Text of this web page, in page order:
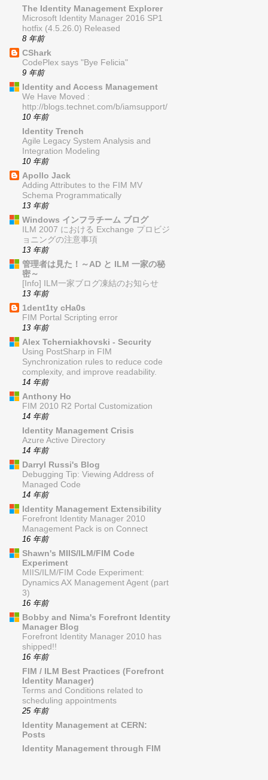
The Identity Management Explorer
Microsoft Identity Manager 2016 SP1
hotfix (4.5.26.0) Released
8 年前
CShark
CodePlex says "Bye Felicia"
9 年前
Identity and Access Management
We Have Moved :
http://blogs.technet.com/b/iamsupport/
10 年前
Identity Trench
Agile Legacy System Analysis and
Integration Modeling
10 年前
Apollo Jack
Adding Attributes to the FIM MV
Schema Programmatically
13 年前
Windows インフラチーム ブログ
ILM 2007 における Exchange プロビジ
ョニングの注意事項
13 年前
管理者は見た！～AD と ILM 一家の秘
密～
[Info] ILM一家ブログ凍結のお知らせ
13 年前
1dent1ty cHa0s
FIM Portal Scripting error
13 年前
Alex Tcherniakhovski - Security
Using PostSharp in FIM
Synchronization rules to reduce code
complexity, and improve readability.
14 年前
Anthony Ho
FIM 2010 R2 Portal Customization
14 年前
Identity Management Crisis
Azure Active Directory
14 年前
Darryl Russi's Blog
Debugging Tip: Viewing Address of
Managed Code
14 年前
Identity Management Extensibility
Forefront Identity Manager 2010
Management Pack is on Connect
16 年前
Shawn's MIIS/ILM/FIM Code
Experiment
MIIS/ILM/FIM Code Experiment:
Dynamics AX Management Agent (part
3)
16 年前
Bobby and Nima's Forefront Identity
Manager Blog
Forefront Identity Manager 2010 has
shipped!!
16 年前
FIM / ILM Best Practices (Forefront
Identity Manager)
Terms and Conditions related to
scheduling appointments
25 年前
Identity Management at CERN:
Posts
Identity Management through FIM